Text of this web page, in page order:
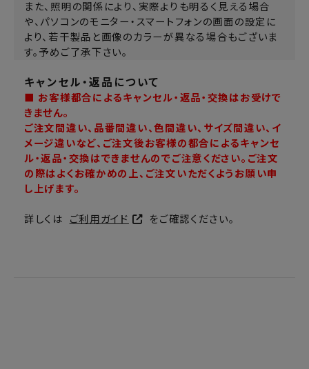
また、照明の関係により、実際よりも明るく見える場合
や、パソコンのモニター・スマートフォンの画面の設定に
より、若干製品と画像のカラーが異なる場合もございま
す。予めご了承下さい。
キャンセル・返品について
■ お客様都合によるキャンセル・返品・交換はお受けで
きません。
ご注文間違い、品番間違い、色間違い、サイズ間違い、イ
メージ違いなど、ご注文後お客様の都合によるキャンセ
ル・返品・交換はできませんのでご注意ください。ご注文
の際はよくお確かめの上、ご注文いただくようお願い申
し上げます。
詳しくは ご利用ガイド をご確認ください。